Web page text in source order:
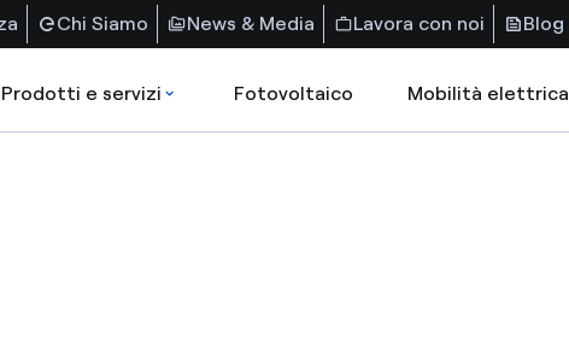
Chi Siamo News & Media Lavora con noi Blog
Prodotti e servizi Fotovoltaico Mobilità elettrica